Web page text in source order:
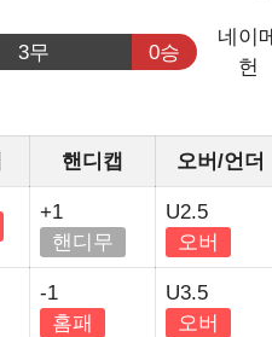
3무 0승
네이메
헌
핸디캡 오버/언더
+1
핸디무
U2.5
오버
-1
홈패
U3.5
오버